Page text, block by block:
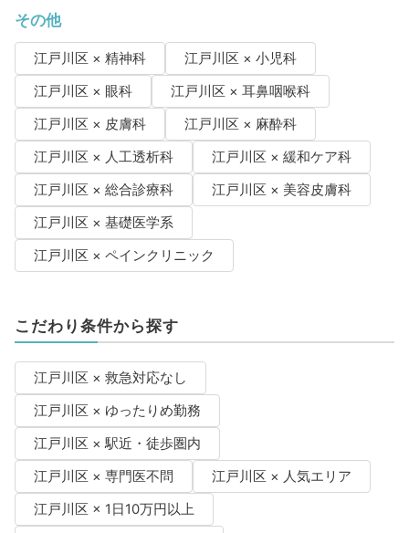
その他
江戸川区 × 精神科
江戸川区 × 小児科
江戸川区 × 眼科
江戸川区 × 耳鼻咽喉科
江戸川区 × 皮膚科
江戸川区 × 麻酔科
江戸川区 × 人工透析科
江戸川区 × 緩和ケア科
江戸川区 × 総合診療科
江戸川区 × 美容皮膚科
江戸川区 × 基礎医学系
江戸川区 × ペインクリニック
こだわり条件から探す
江戸川区 × 救急対応なし
江戸川区 × ゆったりめ勤務
江戸川区 × 駅近・徒歩圏内
江戸川区 × 専門医不問
江戸川区 × 人気エリア
江戸川区 × 1日10万円以上